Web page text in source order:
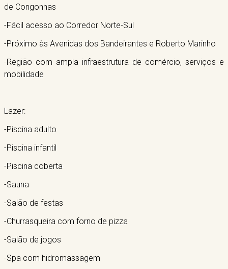
de Congonhas
-Fácil acesso ao Corredor Norte-Sul
-Próximo às Avenidas dos Bandeirantes e Roberto Marinho
-Região com ampla infraestrutura de comércio, serviços e
mobilidade
Lazer:
-Piscina adulto
-Piscina infantil
-Piscina coberta
-Sauna
-Salão de festas
-Churrasqueira com forno de pizza
-Salão de jogos
-Spa com hidromassagem